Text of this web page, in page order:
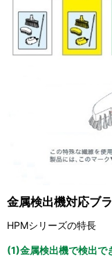
金属検出機対応ブ
HPMシリーズの特長
(1)金属検出機で検出で